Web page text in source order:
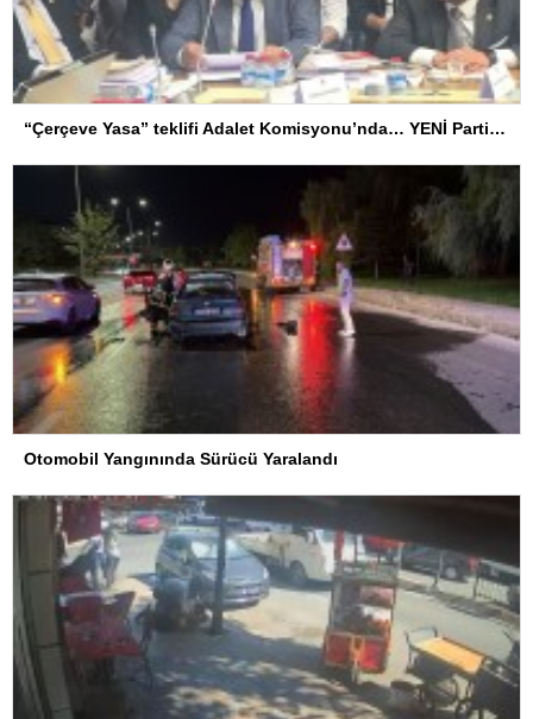
“Çerçeve Yasa” teklifi Adalet Komisyonu’nda… YENİ Partili Tanrıkulu: Bir insana ‘Silahını bırak, ülkene dön, siyasal ve toplumsal hayata katıl’ diyorsanız, o insan kapıdan içeri girdiğinde başına ne geleceğini bilmelidir
Otomobil Yangınında Sürücü Yaralandı